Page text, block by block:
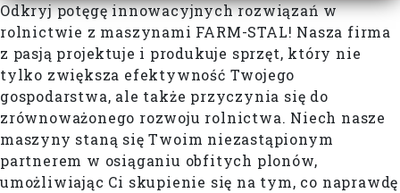
Odkryj potęgę innowacyjnych rozwiązań w
rolnictwie z maszynami FARM-STAL! Nasza firma
z pasją projektuje i produkuje sprzęt, który nie
tylko zwiększa efektywność Twojego
gospodarstwa, ale także przyczynia się do
zrównoważonego rozwoju rolnictwa. Niech nasze
maszyny staną się Twoim niezastąpionym
partnerem w osiąganiu obfitych plonów,
umożliwiając Ci skupienie się na tym, co naprawdę